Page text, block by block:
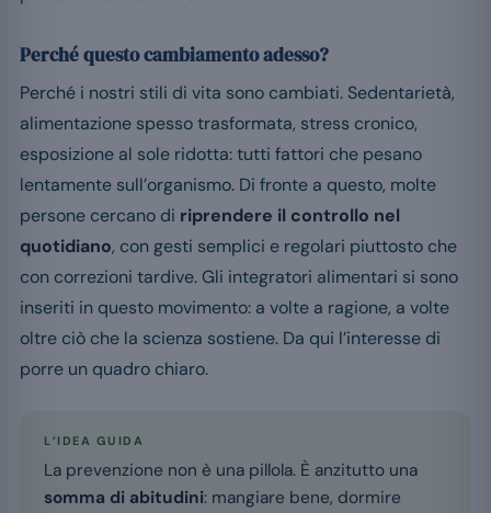
Perché questo cambiamento adesso?
Perché i nostri stili di vita sono cambiati. Sedentarietà,
alimentazione spesso trasformata, stress cronico,
esposizione al sole ridotta: tutti fattori che pesano
lentamente sull’organismo. Di fronte a questo, molte
persone cercano di riprendere il controllo nel
quotidiano, con gesti semplici e regolari piuttosto che
con correzioni tardive. Gli integratori alimentari si sono
inseriti in questo movimento: a volte a ragione, a volte
oltre ciò che la scienza sostiene. Da qui l’interesse di
porre un quadro chiaro.
L’IDEA GUIDA
La prevenzione non è una pillola. È anzitutto una
somma di abitudini: mangiare bene, dormire